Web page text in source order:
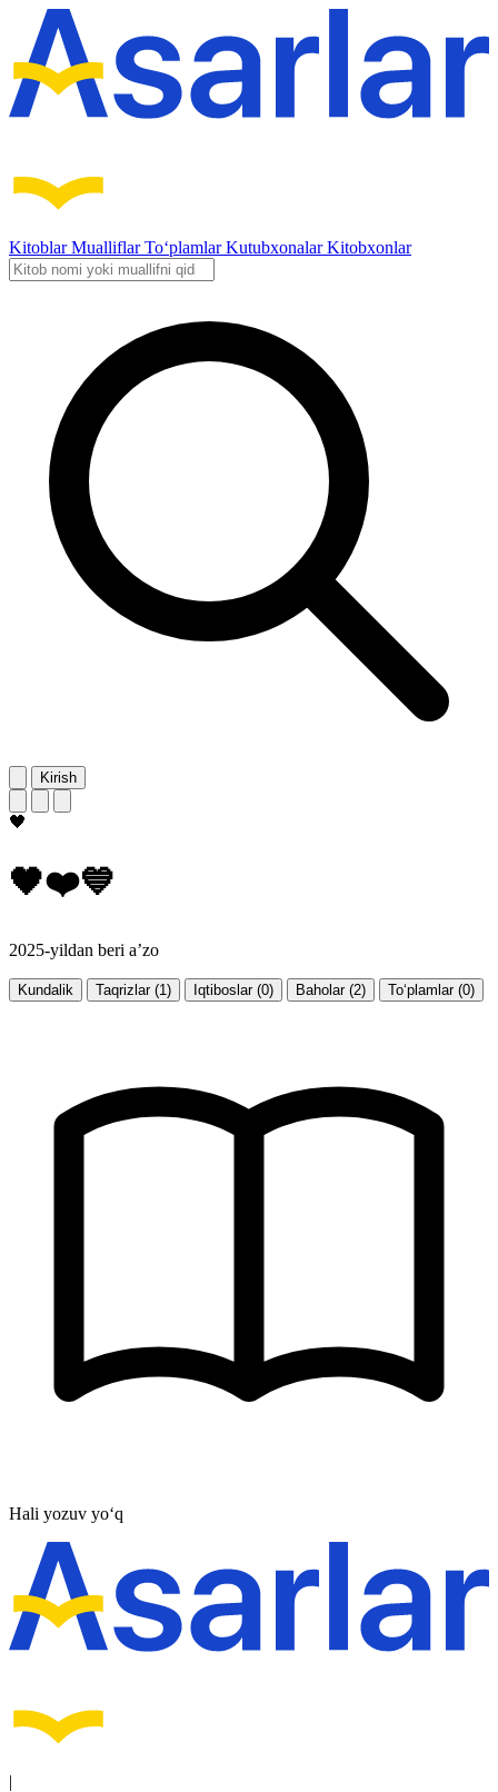
KitoblarMualliflarTo‘plamlarKutubxonalarKitobxonlar
Kirish
🖤
🖤❤️💙
2025-yildan beri a’zo
Kundalik Taqrizlar (1) Iqtiboslar (0) Baholar (2) To‘plamlar (0)
Hali yozuv yo‘q
|